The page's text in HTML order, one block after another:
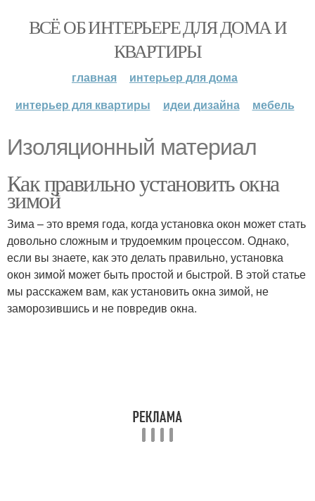
ВСЁ ОБ ИНТЕРЬЕРЕ ДЛЯ ДОМА И
КВАРТИРЫ
главная
интерьер для дома
интерьер для квартиры
идеи дизайна мебель
Изоляционный материал
Как правильно установить окна
зимой
Зима – это время года, когда установка окон может стать
довольно сложным и трудоемким процессом. Однако,
если вы знаете, как это делать правильно, установка
окон зимой может быть простой и быстрой. В этой статье
мы расскажем вам, как установить окна зимой, не
заморозившись и не повредив окна.